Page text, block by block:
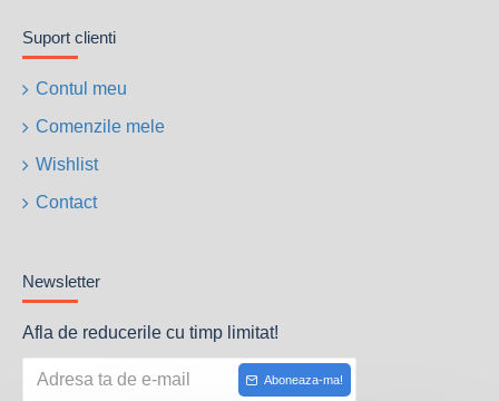
Suport clienti
Contul meu
Comenzile mele
Wishlist
Contact
Newsletter
Afla de reducerile cu timp limitat!
Aboneaza-ma!